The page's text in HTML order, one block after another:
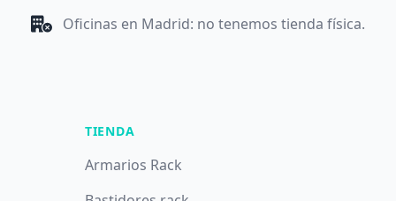
Oficinas en Madrid: no tenemos tienda física.
TIENDA
Armarios Rack